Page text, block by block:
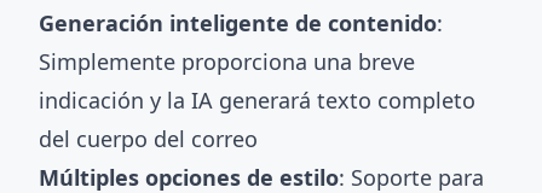
Generación inteligente de contenido:
Simplemente proporciona una breve
indicación y la IA generará texto completo
del cuerpo del correo
Múltiples opciones de estilo: Soporte para